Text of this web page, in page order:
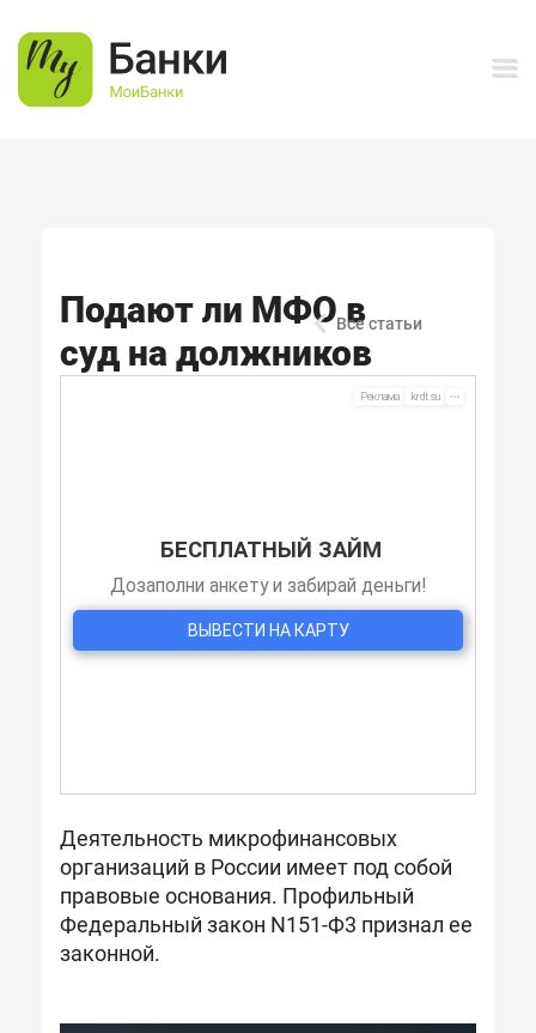
< Все статьи
Подают ли МФО в
суд на должников
Деятельность микрофинансовых
организаций в России имеет под собой
правовые основания. Профильный
Федеральный закон N151-Ф3 признал ее
законной.